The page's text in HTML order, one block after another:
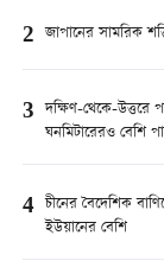
2 জাপানের সামরিক
3 দক্ষিণ-থেকে-উত্তরে
ঘনমিটারেরও বেশি
4 চীনের বৈদেশিক
ইউয়ানের বেশি